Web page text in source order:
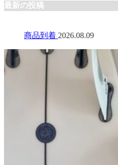
最新の投稿
商品到着 2026.08.09